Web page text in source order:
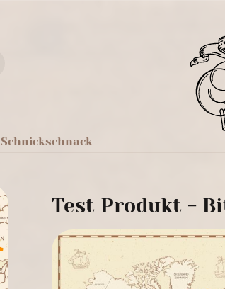
Schnickschnack
Test Produkt -